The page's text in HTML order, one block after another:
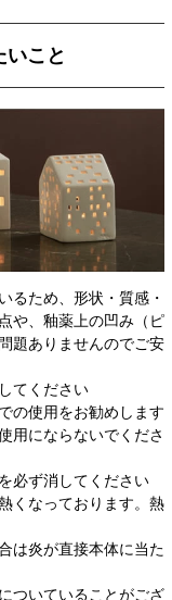
いこと
るため、形状・質感・
や、釉薬上の凹み（ピ
題ありませんのでご安
てください
の使用をお勧めします
用にならないでくださ
必ず消してください
くなっております。熱
は炎が直接本体に当た
ついていることがござ